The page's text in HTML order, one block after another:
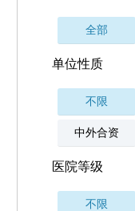
全部
单位性质
不限
中外合资
医院等级
不限